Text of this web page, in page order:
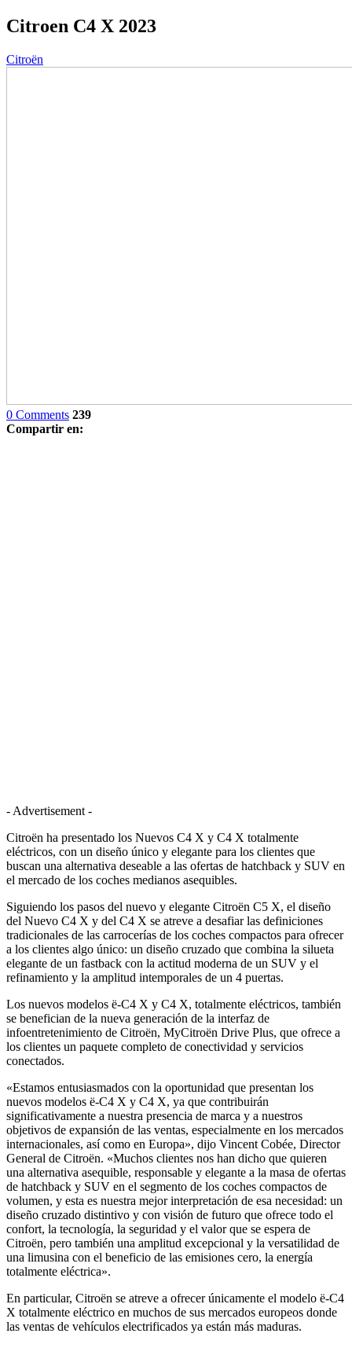
Citroen C4 X 2023
Citroën
0 Comments 239
Compartir en:
- Advertisement -
Citroën ha presentado los Nuevos C4 X y C4 X totalmente
eléctricos, con un diseño único y elegante para los clientes que
buscan una alternativa deseable a las ofertas de hatchback y SUV en
el mercado de los coches medianos asequibles.
Siguiendo los pasos del nuevo y elegante Citroën C5 X, el diseño
del Nuevo C4 X y del C4 X se atreve a desafiar las definiciones
tradicionales de las carrocerías de los coches compactos para ofrecer
a los clientes algo único: un diseño cruzado que combina la silueta
elegante de un fastback con la actitud moderna de un SUV y el
refinamiento y la amplitud intemporales de un 4 puertas.
Los nuevos modelos ë-C4 X y C4 X, totalmente eléctricos, también
se benefician de la nueva generación de la interfaz de
infoentretenimiento de Citroën, MyCitroën Drive Plus, que ofrece a
los clientes un paquete completo de conectividad y servicios
conectados.
«Estamos entusiasmados con la oportunidad que presentan los
nuevos modelos ë-C4 X y C4 X, ya que contribuirán
significativamente a nuestra presencia de marca y a nuestros
objetivos de expansión de las ventas, especialmente en los mercados
internacionales, así como en Europa», dijo Vincent Cobée, Director
General de Citroën. «Muchos clientes nos han dicho que quieren
una alternativa asequible, responsable y elegante a la masa de ofertas
de hatchback y SUV en el segmento de los coches compactos de
volumen, y esta es nuestra mejor interpretación de esa necesidad: un
diseño cruzado distintivo y con visión de futuro que ofrece todo el
confort, la tecnología, la seguridad y el valor que se espera de
Citroën, pero también una amplitud excepcional y la versatilidad de
una limusina con el beneficio de las emisiones cero, la energía
totalmente eléctrica».
En particular, Citroën se atreve a ofrecer únicamente el modelo ë-C4
X totalmente eléctrico en muchos de sus mercados europeos donde
las ventas de vehículos electrificados ya están más maduras.